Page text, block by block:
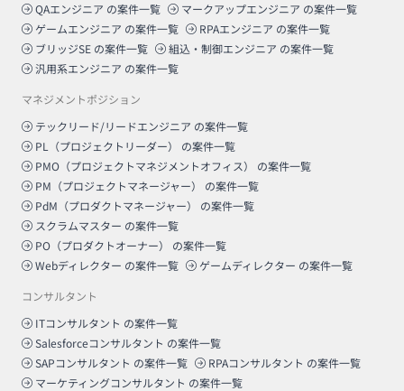
QAエンジニア の案件一覧 マークアップエンジニア の案件一覧
ゲームエンジニア の案件一覧 RPAエンジニア の案件一覧
ブリッジSE の案件一覧 組込・制御エンジニア の案件一覧
汎用系エンジニア の案件一覧
マネジメントポジション
テックリード/リードエンジニア の案件一覧
PL（プロジェクトリーダー）
の案件一覧
PMO（プロジェクトマネジメントオフィス）
の案件一覧
PM（プロジェクトマネージャー）
の案件一覧
PdM（プロダクトマネージャー）
の案件一覧
スクラムマスター の案件一覧
PO（プロダクトオーナー）
の案件一覧
Webディレクター の案件一覧 ゲームディレクター の案件一覧
コンサルタント
ITコンサルタント の案件一覧
Salesforceコンサルタント の案件一覧
SAPコンサルタント の案件一覧 RPAコンサルタント の案件一覧
マーケティングコンサルタント の案件一覧